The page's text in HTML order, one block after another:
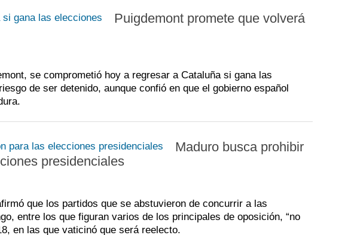
Puigdemont promete que volverá
se comprometió hoy a regresar a Cataluña si gana las
de ser detenido, aunque confió en que el gobierno español
Maduro busca prohibir
presidenciales
que los partidos que se abstuvieron de concurrir a las
entre los que figuran varios de los principales de oposición, “no
en las que vaticinó que será reelecto.